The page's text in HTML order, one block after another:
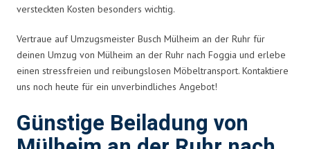
versteckten Kosten besonders wichtig.
Vertraue auf Umzugsmeister Busch Mülheim an der Ruhr für
deinen Umzug von Mülheim an der Ruhr nach Foggia und erlebe
einen stressfreien und reibungslosen Möbeltransport. Kontaktiere
uns noch heute für ein unverbindliches Angebot!
Günstige Beiladung von